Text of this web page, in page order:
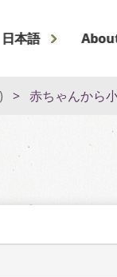
日本語
赤ちゃんから小学